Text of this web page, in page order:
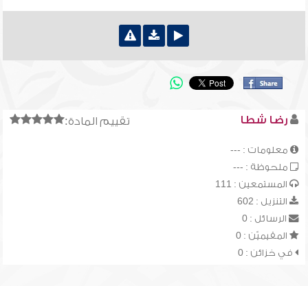
تقييم المادة: رضا شطا
معلومات : ---
ملحوظة : ---
المستمعين : 111
التنزيل : 602
الرسائل : 0
المقيميّن : 0
في خزائن : 0